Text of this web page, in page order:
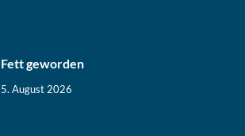
Fett geworden
5. August 2026